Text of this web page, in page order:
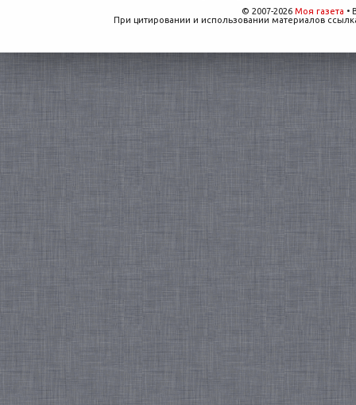
© 2007-2026 Моя газета •
При цитировании и использовании материалов